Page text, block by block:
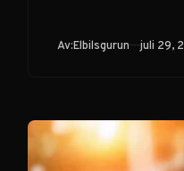
Av:Elbilsgurun juli 29,